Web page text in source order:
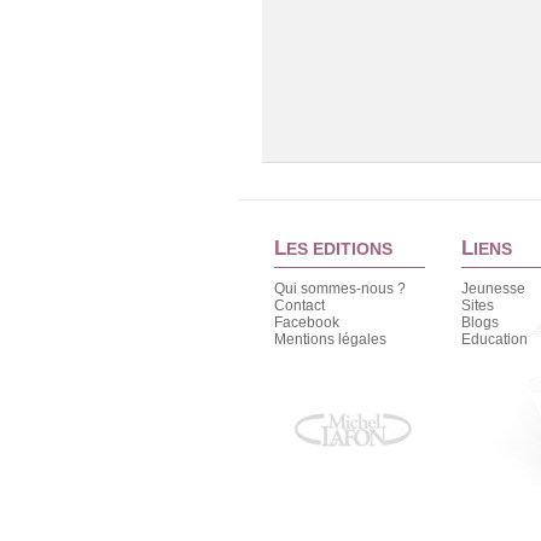
LES EDITIONS
Qui sommes-nous ?
Contact
Facebook
Mentions légales
LIENS
Jeunesse
Sites
Blogs
Education